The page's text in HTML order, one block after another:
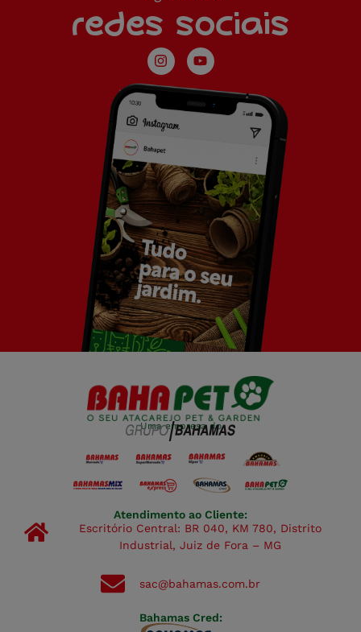
redes sociais
Uma empresa do
Atendimento ao Cliente:
Escritório Central: BR 040, KM 780, Distrito
Industrial, Juiz de Fora – MG
sac@bahamas.com.br
Bahamas Cred: